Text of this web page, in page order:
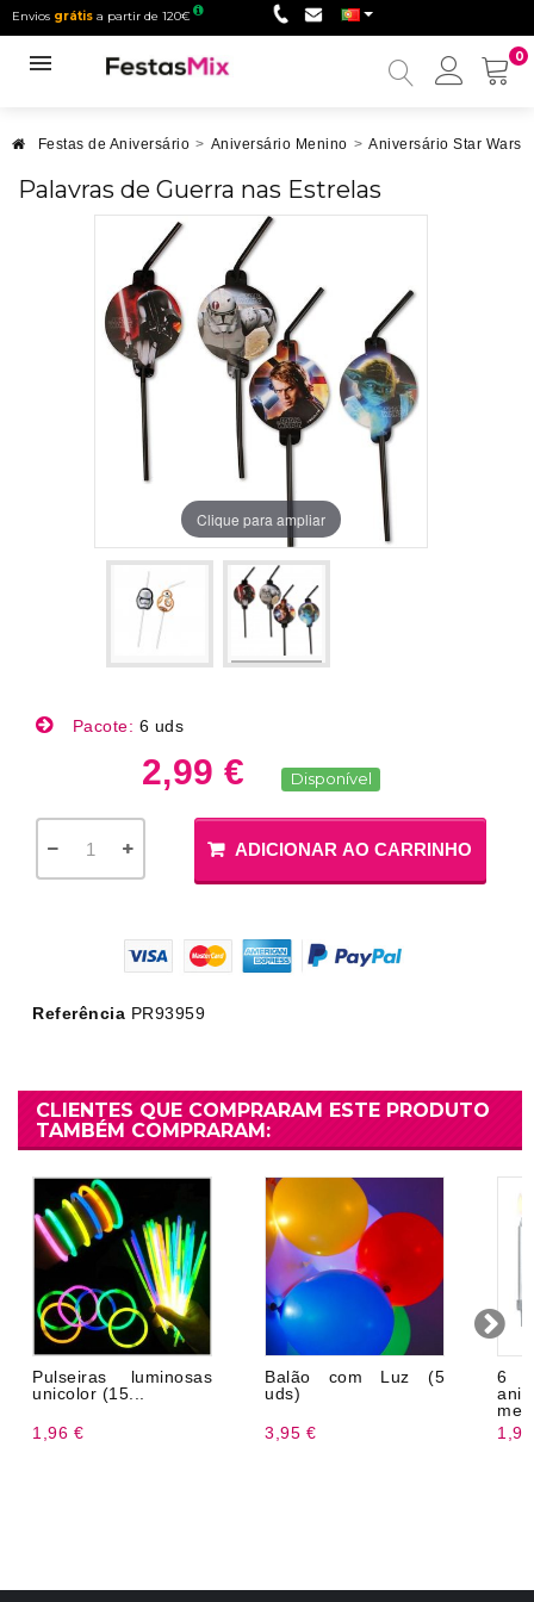
Envios grátis a partir de 120€
0
Minha
Festas de Aniversário > Aniversário Menino > Aniversário Star Wars
Palavras de Guerra nas Estrelas
Clique para ampliar
Pacote: 6 uds
2,99 € Disponível
ADICIONAR AO CARRINHO
Referência PR93959
CLIENTES QUE COMPRARAM ESTE PRODUTO
TAMBÉM COMPRARAM:
Pulseiras luminosas
unicolor (15...
1,96 €
Balão com Luz (5
uds)
3,95 €
6